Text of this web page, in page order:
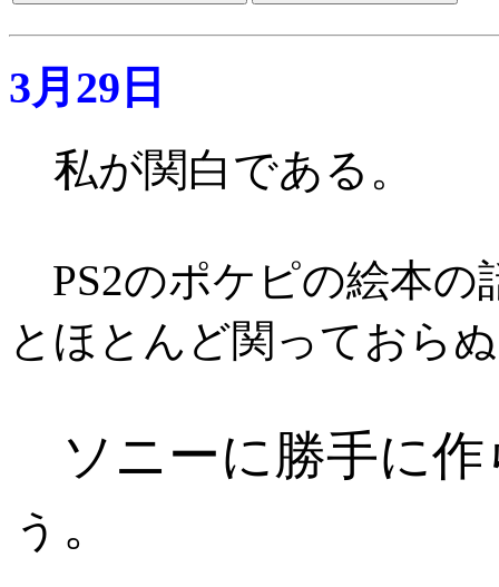
3月29日
私が関白である。
PS2のポケピの絵本の
とほとんど関っておら
ソニーに勝手に作
ぅ。